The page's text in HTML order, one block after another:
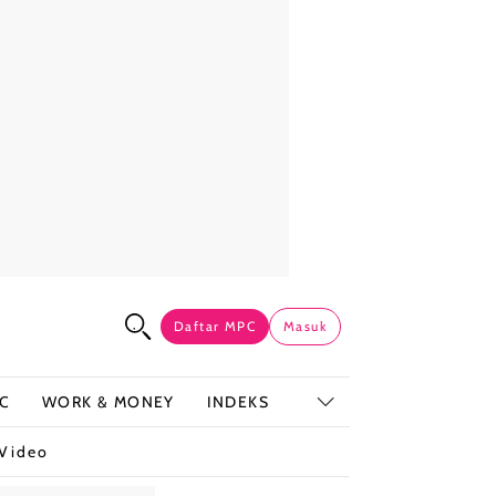
Daftar MPC Masuk
WORK & MONEY INDEKS